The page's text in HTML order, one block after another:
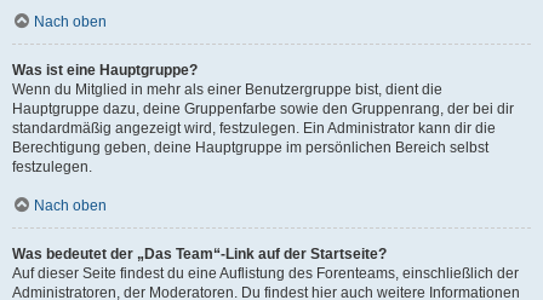
Nach oben
Was ist eine Hauptgruppe?
Wenn du Mitglied in mehr als einer Benutzergruppe bist, dient die
Hauptgruppe dazu, deine Gruppenfarbe sowie den Gruppenrang, der bei dir
standardmäßig angezeigt wird, festzulegen. Ein Administrator kann dir die
Berechtigung geben, deine Hauptgruppe im persönlichen Bereich selbst
festzulegen.
Nach oben
Was bedeutet der „Das Team“-Link auf der Startseite?
Auf dieser Seite findest du eine Auflistung des Forenteams, einschließlich der
Administratoren, der Moderatoren. Du findest hier auch weitere Informationen